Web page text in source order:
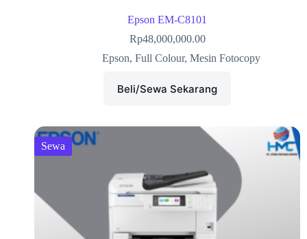
Epson EM-C8101
Rp48,000,000.00
Epson, Full Colour, Mesin Fotocopy
Beli/Sewa Sekarang
Sewa